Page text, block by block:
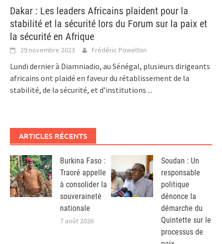
Dakar : Les leaders Africains plaident pour la
stabilité et la sécurité lors du Forum sur la paix et
la sécurité en Afrique
29 novembre 2023 Frédéric Powelton
Lundi dernier à Diamniadio, au Sénégal, plusieurs dirigeants
africains ont plaidé en faveur du rétablissement de la
stabilité, de la sécurité, et d’institutions ...
ARTICLES RÉCENTS
Burkina Faso :
Traoré appelle
à consolider la
souveraineté
nationale
7 août 2026
Soudan : Un
responsable
politique
dénonce la
démarche du
Quintette sur le
processus de